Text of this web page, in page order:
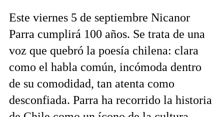
Este viernes 5 de septiembre Nicanor
Parra cumplirá 100 años. Se trata de una
voz que quebró la poesía chilena: clara
como el habla común, incómoda dentro
de su comodidad, tan atenta como
desconfiada. Parra ha recorrido la historia